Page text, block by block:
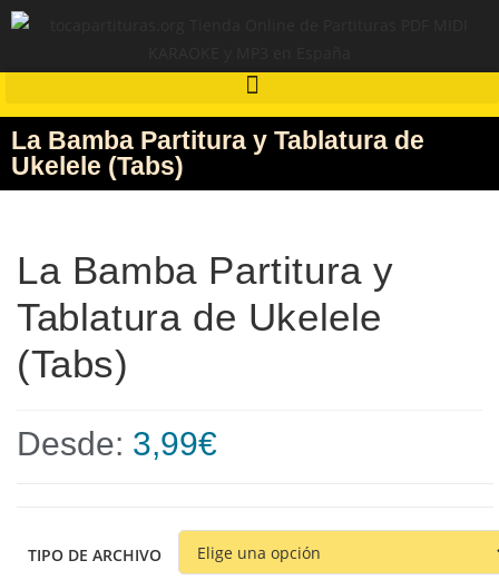
La Bamba Partitura y Tablatura de
Ukelele (Tabs)
La Bamba Partitura y
Tablatura de Ukelele
(Tabs)
Desde: 3,99€
TIPO DE ARCHIVO